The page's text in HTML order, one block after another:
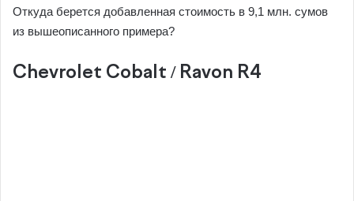
Откуда берется добавленная стоимость в 9,1 млн. сумов
из вышеописанного примера?
Chevrolet Cobalt / Ravon R4